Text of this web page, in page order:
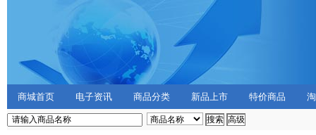
商城首页 电子资讯 商品分类 新品上市 特价商品